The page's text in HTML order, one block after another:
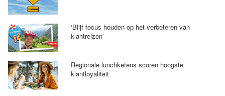
‘Blijf focus houden op het verbeteren van
klantreizen’
Regionale lunchketens scoren hoogste
klantloyaliteit